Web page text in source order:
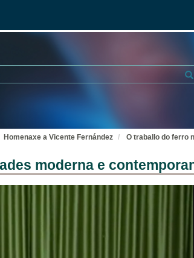
Homenaxe a Vicente Fernández O traballo do ferro
moderna e